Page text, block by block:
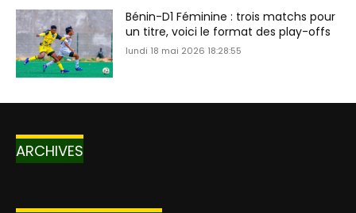
Bénin-D1 Féminine : trois matchs pour
un titre, voici le format des play-offs
lundi 18 mai 2026 18:28:55
ARCHIVES